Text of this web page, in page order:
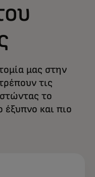
μας στην
τις
το
και πιο